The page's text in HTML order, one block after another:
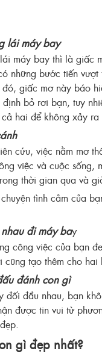
lái máy bay
máy bay thì là giấc
những bước tiến
giấc mơ này báo
bỏ rơi bạn, tuy
hai để không xảy
cứu, việc nằm mơ
việc và cuộc sống,
thời gian qua và
tình cảm của
đi máy bay
công việc của bạn
tạo thêm cho
đánh con gì
đối đầu nhau, bạn
được tin vui từ
gì đẹp nhất?